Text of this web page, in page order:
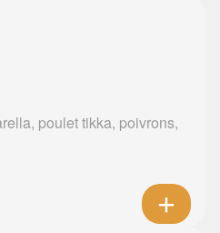
poulet tikka, poivrons,